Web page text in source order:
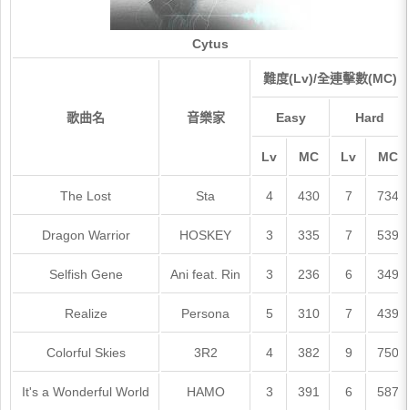
Cytus
歌曲名 音樂家
難度(Lv)/全連擊數(MC)
Easy Hard
Lv MC Lv MC
The Lost Sta 4 430 7 734
Dragon Warrior HOSKEY 3 335 7 539
Selfish Gene Ani feat. Rin 3 236 6 349
Realize Persona 5 310 7 439
Colorful Skies 3R2 4 382 9 750
It's a Wonderful World HAMO 3 391 6 587